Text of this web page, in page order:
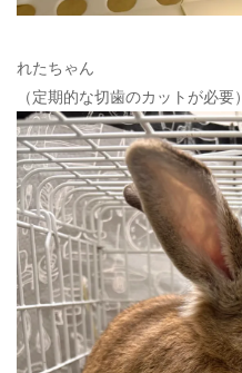
れたちゃん
（定期的な切歯のカットが必要）